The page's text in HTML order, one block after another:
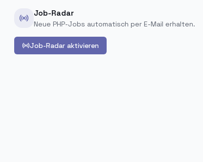
Job-Radar
Neue PHP-Jobs automatisch per E-Mail erhalten.
Job-Radar aktivieren